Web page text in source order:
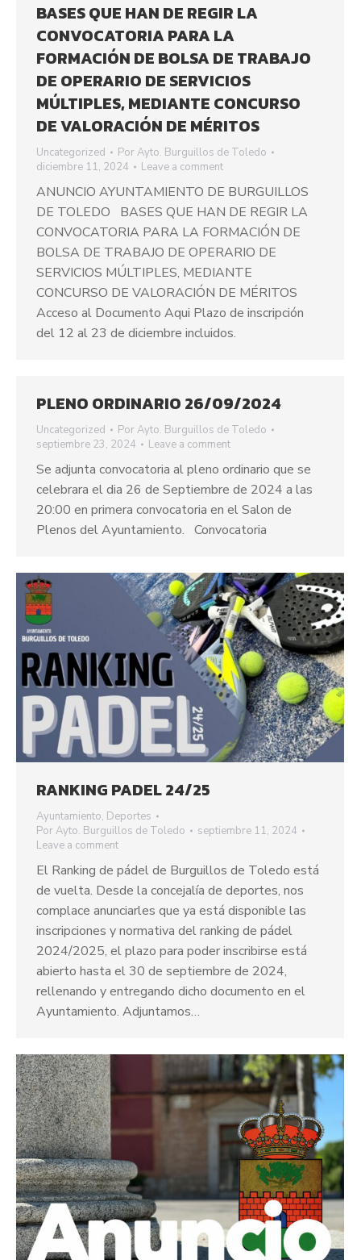
BASES QUE HAN DE REGIR LA
CONVOCATORIA PARA LA
FORMACIÓN DE BOLSA DE TRABAJO
DE OPERARIO DE SERVICIOS
MÚLTIPLES, MEDIANTE CONCURSO
DE VALORACIÓN DE MÉRITOS
Uncategorized PorAyto. Burguillos de Toledo
diciembre 11, 2024
Leave a comment
ANUNCIO AYUNTAMIENTO DE BURGUILLOS
DE TOLEDO BASES QUE HAN DE REGIR LA
CONVOCATORIA PARA LA FORMACIÓN DE
BOLSA DE TRABAJO DE OPERARIO DE
SERVICIOS MÚLTIPLES, MEDIANTE
CONCURSO DE VALORACIÓN DE MÉRITOS
Acceso al Documento Aqui Plazo de inscripción
del 12 al 23 de diciembre incluidos.
PLENO ORDINARIO 26/09/2024
Uncategorized PorAyto. Burguillos de Toledo
septiembre 23, 2024
Leave a comment
Se adjunta convocatoria al pleno ordinario que se
celebrara el dia 26 de Septiembre de 2024 a las
20:00 en primera convocatoria en el Salon de
Plenos del Ayuntamiento. Convocatoria
RANKING PADEL 24/25
Ayuntamiento, Deportes
PorAyto. Burguillos de Toledo
septiembre 11, 2024
Leave a comment
El Ranking de pádel de Burguillos de Toledo está
de vuelta. Desde la concejalía de deportes, nos
complace anunciarles que ya está disponible las
inscripciones y normativa del ranking de pádel
2024/2025, el plazo para poder inscribirse está
abierto hasta el 30 de septiembre de 2024,
rellenando y entregando dicho documento en el
Ayuntamiento. Adjuntamos…